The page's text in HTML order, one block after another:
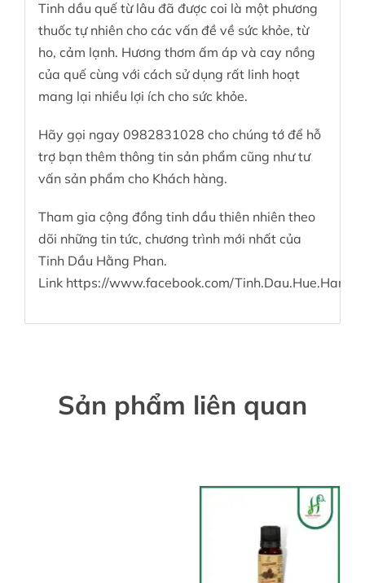
Tinh dầu quế từ lâu đã được coi là một phương
thuốc tự nhiên cho các vấn đề về sức khỏe, từ
ho, cảm lạnh. Hương thơm ấm áp và cay nồng
của quế cùng với cách sử dụng rất linh hoạt
mang lại nhiều lợi ích cho sức khỏe.
Hãy gọi ngay 0982831028 cho chúng tớ để hỗ
trợ bạn thêm thông tin sản phẩm cũng như tư
vấn sản phẩm cho Khách hàng.
Tham gia cộng đồng tinh dầu thiên nhiên theo
dõi những tin tức, chương trình mới nhất của
Tinh Dầu Hằng Phan.
Link https://www.facebook.com/
Sản phẩm liên quan